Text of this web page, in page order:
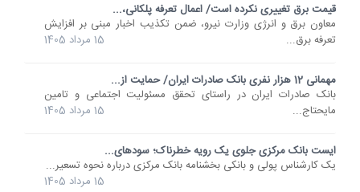
قیمت برق تغییری نکرده است/ اعمال تعرفه پلکانی،...
معاون برق و انرژی وزارت نیرو، ضمن تکذیب اخبار مبنی بر افزایش
تعرفه برق...
15 مرداد 1405
مهمانی 12 هزار نفری بانک صادرات ایران/ حمایت از...
​بانک صادرات ایران در راستای تحقق مسئولیت اجتماعی و تامین
مایحتاج...
15 مرداد 1405
ایست بانک مرکزی جلوی یک رویه خطرناک؛ سودهای...
یک کارشناس پولی و بانکی بخشنامه بانک مرکزی درباره نحوه تسعیر...
15 مرداد 1405